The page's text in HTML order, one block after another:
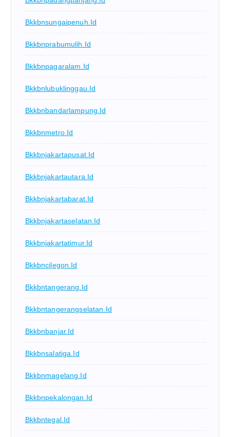
Bkkbnsungaipenuh.id
Bkkbnprabumulih.id
Bkkbnpagaralam.id
Bkkbnlubuklinggau.id
Bkkbnbandarlampung.id
Bkkbnmetro.id
Bkkbnjakartapusat.id
Bkkbnjakartautara.id
Bkkbnjakartabarat.id
Bkkbnjakartaselatan.id
Bkkbnjakartatimur.id
Bkkbncilegon.id
Bkkbntangerang.id
Bkkbntangerangselatan.id
Bkkbnbanjar.id
Bkkbnsalatiga.id
Bkkbnmagelang.id
Bkkbnpekalongan.id
Bkkbntegal.id